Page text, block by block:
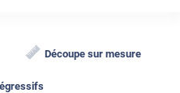
Découpe sur mesure